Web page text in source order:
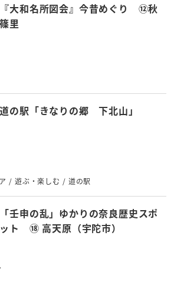
『大和名所図会』今昔めぐり ⑫秋
篠里
道の駅「きなりの郷 下北山」
遊ぶ・楽しむ 道の駅
「壬申の乱」ゆかりの奈良歴史スポ
ット ⑱ 高天原（宇陀市）